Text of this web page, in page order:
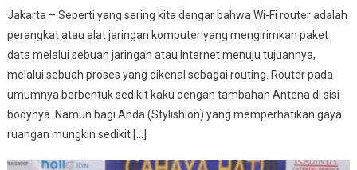
Jakarta – Seperti yang sering kita dengar bahwa Wi-Fi router adalah
perangkat atau alat jaringan komputer yang mengirimkan paket
data melalui sebuah jaringan atau Internet menuju tujuannya,
melalui sebuah proses yang dikenal sebagai routing. Router pada
umumnya berbentuk sedikit kaku dengan tambahan Antena di sisi
bodynya. Namun bagi Anda (Stylishion) yang memperhatikan gaya
ruangan mungkin sedikit […]